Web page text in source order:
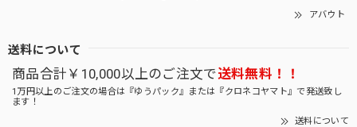
アバウト
送料について
商品合計￥10,000以上のご注文で送料無料！！
1万円以上のご注文の場合は『ゆうパック』または『クロネコヤマト』で発送致し
ます！
送料について